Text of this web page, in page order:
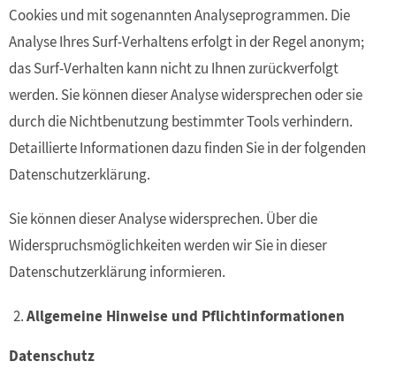
Cookies und mit sogenannten Analyseprogrammen. Die
Analyse Ihres Surf-Verhaltens erfolgt in der Regel anonym;
das Surf-Verhalten kann nicht zu Ihnen zurückverfolgt
werden. Sie können dieser Analyse widersprechen oder sie
durch die Nichtbenutzung bestimmter Tools verhindern.
Detaillierte Informationen dazu finden Sie in der folgenden
Datenschutzerklärung.
Sie können dieser Analyse widersprechen. Über die
Widerspruchsmöglichkeiten werden wir Sie in dieser
Datenschutzerklärung informieren.
Allgemeine Hinweise und Pflichtinformationen
Datenschutz